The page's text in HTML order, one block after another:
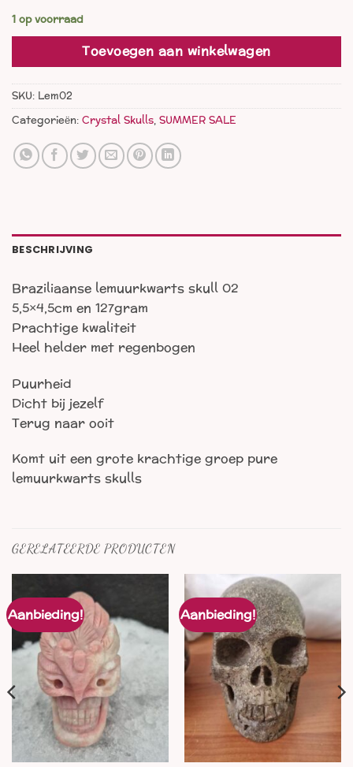
1 op voorraad
Toevoegen aan winkelwagen
SKU: Lem02
Categorieën:Crystal Skulls,SUMMER SALE
BESCHRIJVING
Braziliaanse lemuurkwarts skull 02
5,5×4,5cm en 127gram
Prachtige kwaliteit
Heel helder met regenbogen
Puurheid
Dicht bij jezelf
Terug naar ooit
Komt uit een grote krachtige groep pure
lemuurkwarts skulls
GERELATEERDE PRODUCTEN
Aanbieding! Aanbieding!